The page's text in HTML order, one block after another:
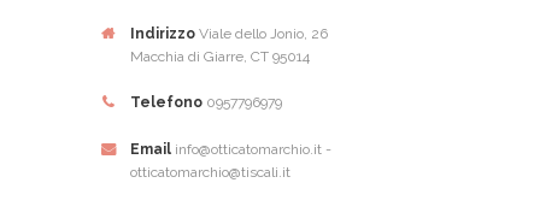
Indirizzo Viale dello Jonio, 26
Macchia di Giarre, CT 95014
Telefono 0957796979
Email info@otticatomarchio.it -
otticatomarchio@tiscali.it